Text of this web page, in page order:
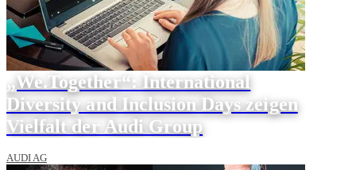
„We.Together“: International
Diversity and Inclusion Days zeigen
Vielfalt der Audi Group
AUDI AG